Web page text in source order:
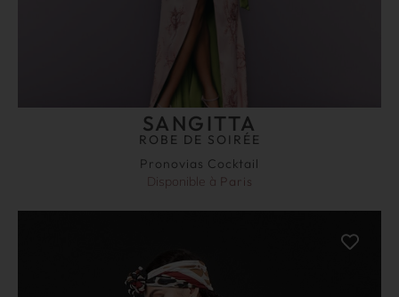
SANGITTA
ROBE DE SOIRÉE
Pronovias Cocktail
Disponible à Paris